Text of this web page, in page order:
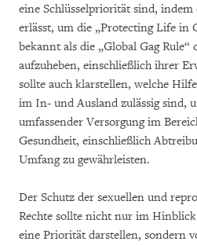
eine Schlüsselpriorität sind,
erlässt, um die „Protecting Life in
bekannt als die „Global Gag
aufzuheben, einschließlich ihrer
sollte auch klarstellen, welche
im In- und Ausland zulässig sind,
umfassender Versorgung im
Gesundheit, einschließlich
Umfang zu gewährleisten.
Der Schutz der sexuellen und
Rechte sollte nicht nur im
eine Priorität darstellen, sondern